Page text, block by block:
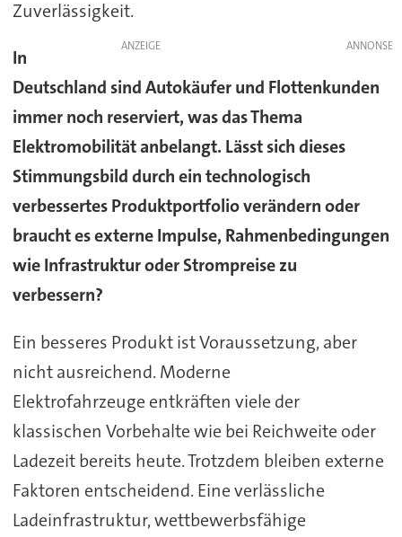
Zuverlässigkeit.
ANZEIGE
In
Deutschland sind Autokäufer und Flottenkunden
immer noch reserviert, was das Thema
Elektromobilität anbelangt. Lässt sich dieses
Stimmungsbild durch ein technologisch
verbessertes Produktportfolio verändern oder
braucht es externe Impulse, Rahmenbedingungen
wie Infrastruktur oder Strompreise zu
verbessern?
Ein besseres Produkt ist Voraussetzung, aber
nicht ausreichend. Moderne
Elektrofahrzeuge entkräften viele der
klassischen Vorbehalte wie bei Reichweite oder
Ladezeit bereits heute. Trotzdem bleiben externe
Faktoren entscheidend. Eine verlässliche
Ladeinfrastruktur, wettbewerbsfähige